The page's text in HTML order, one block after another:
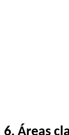
6. Áreas